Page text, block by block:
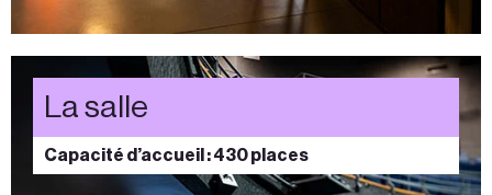
La salle
Capacité d’accueil :430 places